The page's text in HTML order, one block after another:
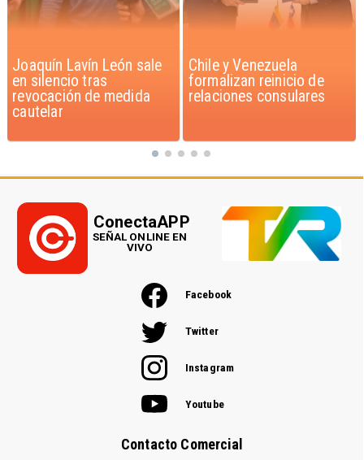
Chile y Venezuela
formalizan reinicio de
relaciones consulares
Feriantes rechazan
dichos de Camila Flores
sobre Fabiola Campillai
Facebook
Twitter
Instagram
Youtube
Contacto Comercial
ConectaAPP
SEÑAL ONLINE EN
VIVO